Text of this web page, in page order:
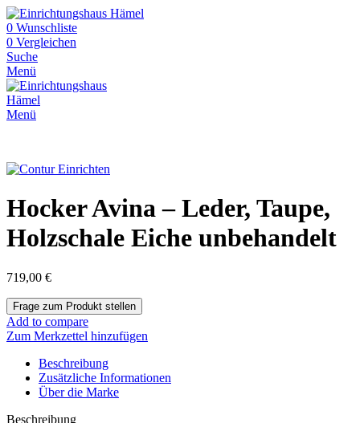
0 Wunschliste
0 Vergleichen
Suche
Menü
Menü
Hocker Avina – Leder, Taupe,
Holzschale Eiche unbehandelt
719,00 €
Add to compare
Zum Merkzettel hinzufügen
Beschreibung
Zusätzliche Informationen
Über die Marke
Beschreibung